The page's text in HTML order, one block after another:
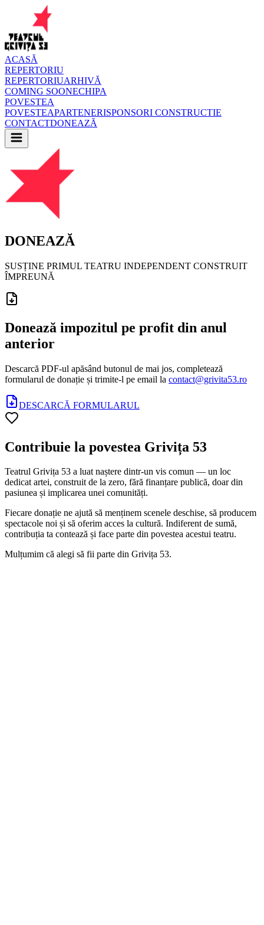
ACASĂ
REPERTORIU
REPERTORIUARHIVĂ
COMING SOONECHIPA
POVESTEA
POVESTEAPARTENERISPONSORI CONSTRUCTIE
CONTACTDONEAZĂ
DONEAZĂ
SUSȚINE PRIMUL TEATRU INDEPENDENT CONSTRUIT
ÎMPREUNĂ
Donează impozitul pe profit din anul
anterior
Descarcă PDF-ul apăsând butonul de mai jos, completează
formularul de donație și trimite-l pe email la contact@grivita53.ro
DESCARCĂ FORMULARUL
Contribuie la povestea Grivița 53
Teatrul Grivița 53 a luat naștere dintr-un vis comun — un loc
dedicat artei, construit de la zero, fără finanțare publică, doar din
pasiunea și implicarea unei comunități.
Fiecare donație ne ajută să menținem scenele deschise, să producem
spectacole noi și să oferim acces la cultură. Indiferent de sumă,
contribuția ta contează și face parte din povestea acestui teatru.
Mulțumim că alegi să fii parte din Grivița 53.